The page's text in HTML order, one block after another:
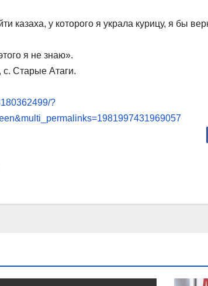
казаха, у которого я украла курицу, я бы
я не знаю».
Старые Атаги.
?